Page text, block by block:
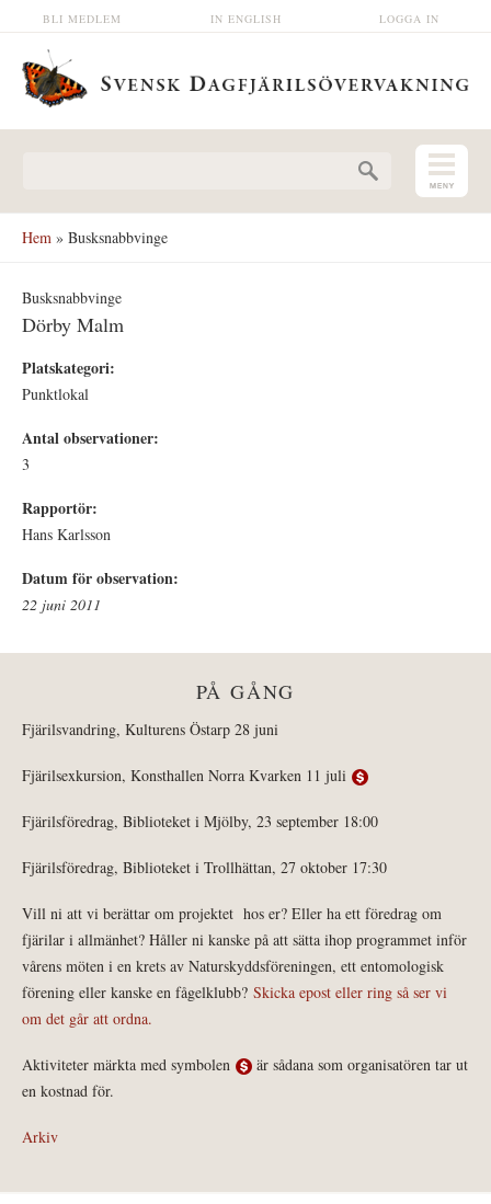
Hoppa till huvudinnehåll LOGGA IN
IN ENGLISH
BLI MEDLEM
Hem » Busksnabbvinge
Busksnabbvinge
Dörby Malm
Platskategori:
Punktlokal
Antal observationer:
3
Rapportör:
Hans Karlsson
Datum för observation:
22 juni 2011
PÅ GÅNG
Fjärilsvandring, Kulturens Östarp 28 juni
Fjärilsexkursion, Konsthallen Norra Kvarken 11 juli
Fjärilsföredrag, Biblioteket i Mjölby, 23 september 18:00
Fjärilsföredrag, Biblioteket i Trollhättan, 27 oktober 17:30
Vill ni att vi berättar om projektet hos er? Eller ha ett föredrag om
fjärilar i allmänhet? Håller ni kanske på att sätta ihop programmet inför
vårens möten i en krets av Naturskyddsföreningen, ett entomologisk
förening eller kanske en fågelklubb? Skicka epost eller ring så ser vi
om det går att ordna.
Aktiviteter märkta med symbolen
är sådana som organisatören tar ut
en kostnad för.
Arkiv